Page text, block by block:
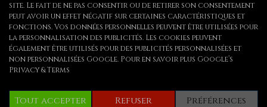
site. Le fait de ne pas consentir ou de retirer son consentement
peut avoir un effet négatif sur certaines caractéristiques et
fonctions. Vos données personnelles peuvent être utilisées pour
la personnalisation des publicités. Les cookies peuvent
également être utilisés pour des publicités personnalisées et
non personnalisées Google. Pour en savoir plus Google’s
Privacy & Terms
Tout accepter Refuser Préférences
Copyright © | Tous droits réservés